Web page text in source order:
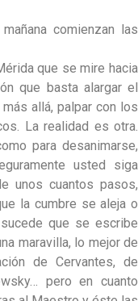
comienzan las
que se mire hacia
que basta alargar el
allá, palpar con los
La realidad es otra.
para desanimarse,
usted siga
unos cuantos pasos,
la cumbre se aleja o
que se escribe
maravilla, lo mejor de
de Cervantes, de
pero en cuanto